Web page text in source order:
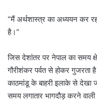
“मैं अर्थशास्त्र का अध्ययन कर
है।”
जिस देशांतर पर नेपाल का समय
गौरीशंकर पर्वत से होकर गुजरता
काठमांडू के बाहरी इलाके से
समय लगातार भागदौड़ करने